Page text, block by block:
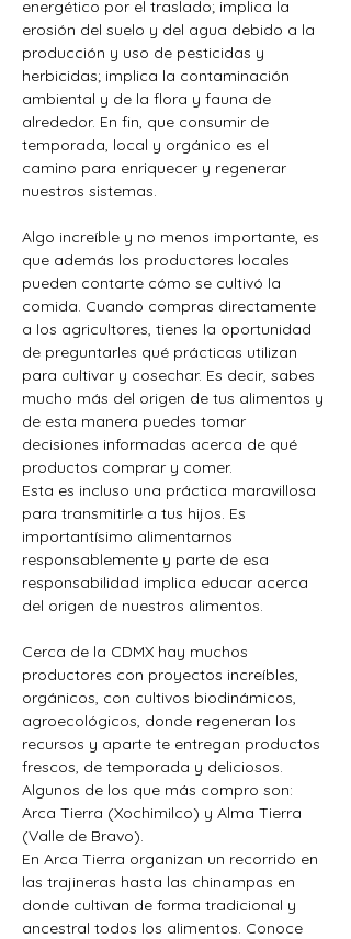
energético por el traslado; implica la
erosión del suelo y del agua debido a la
producción y uso de pesticidas y
herbicidas; implica la contaminación
ambiental y de la flora y fauna de
alrededor. En fin, que consumir de
temporada, local y orgánico es el
camino para enriquecer y regenerar
nuestros sistemas.
Algo increíble y no menos importante, es
que además los productores locales
pueden contarte cómo se cultivó la
comida. Cuando compras directamente
a los agricultores, tienes la oportunidad
de preguntarles qué prácticas utilizan
para cultivar y cosechar. Es decir, sabes
mucho más del origen de tus alimentos y
de esta manera puedes tomar
decisiones informadas acerca de qué
productos comprar y comer.
Esta es incluso una práctica maravillosa
para transmitirle a tus hijos. Es
importantísimo alimentarnos
responsablemente y parte de esa
responsabilidad implica educar acerca
del origen de nuestros alimentos.
Cerca de la CDMX hay muchos
productores con proyectos increíbles,
orgánicos, con cultivos biodinámicos,
agroecológicos, donde regeneran los
recursos y aparte te entregan productos
frescos, de temporada y deliciosos.
Algunos de los que más compro son:
Arca Tierra (Xochimilco) y Alma Tierra
(Valle de Bravo).
En Arca Tierra organizan un recorrido en
las trajineras hasta las chinampas en
donde cultivan de forma tradicional y
ancestral todos los alimentos. Conoce